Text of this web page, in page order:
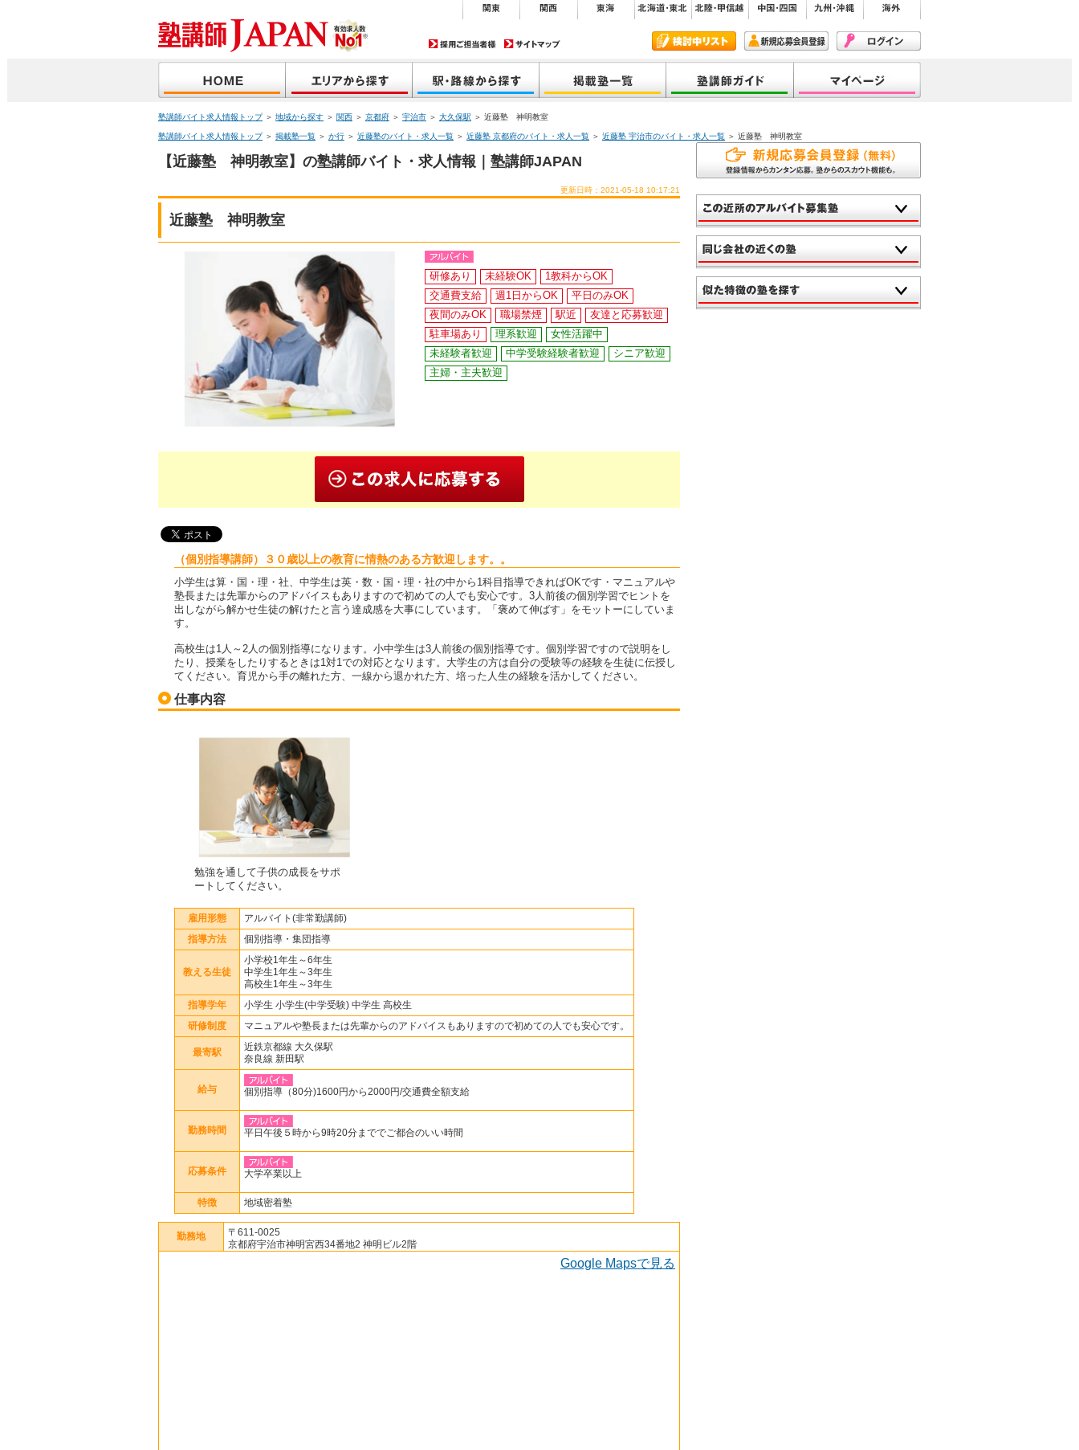
塾講師バイト求人情報トップ＞ 地域から探す ＞ 関西 ＞ 京都府 ＞ 宇治市 ＞ 大久保駅 ＞ 近藤塾 神明教室
塾講師バイト求人情報トップ＞ 掲載塾一覧 ＞ か行 ＞ 近藤塾のバイト・求人一覧 ＞ 近藤塾 京都府のバイト・求人一覧 ＞ 近藤塾 宇治市のバイト・求人一覧 ＞ 近藤塾 神明教室
【近藤塾 神明教室】の塾講師バイト・求人情報｜塾講師JAPAN
更新日時：2021-05-18 10:17:21
近藤塾 神明教室
研修あり 未経験OK
1教科からOK
交通費支給
週1日からOK
平日のみOK
夜間のみOK
職場禁煙 駅近
友達と応募歓迎
駐車場あり
理系歓迎
女性活躍中
未経験者歓迎
中学受験経験者歓迎
シニア歓迎
主婦・主夫歓迎
（個別指導講師）３０歳以上の教育に情熱のある方歓迎します。。
小学生は算・国・理・社、中学生は英・数・国・理・社の中から1科目指導できればOKです・マニュアルや
塾長または先輩からのアドバイスもありますので初めての人でも安心です。3人前後の個別学習でヒントを
出しながら解かせ生徒の解けたと言う達成感を大事にしています。「褒めて伸ばす」をモットーにしていま
す。
高校生は1人～2人の個別指導になります。小中学生は3人前後の個別指導です。個別学習ですので説明をし
たり、授業をしたりするときは1対1での対応となります。大学生の方は自分の受験等の経験を生徒に伝授し
てください。育児から手の離れた方、一線から退かれた方、培った人生の経験を活かしてください。
仕事内容
勉強を通して子供の成長をサポ
ートしてください。
雇用形態 アルバイト(非常勤講師)
指導方法 個別指導・集団指導
教える生徒
小学校1年生～6年生
中学生1年生～3年生
高校生1年生～3年生
指導学年 小学生 小学生(中学受験) 中学生 高校生
研修制度 マニュアルや塾長または先輩からのアドバイスもありますので初めての人でも安心です。
最寄駅
近鉄京都線 大久保駅
奈良線 新田駅
給与 個別指導（80分)1600円から2000円/交通費全額支給
勤務時間 平日午後５時から9時20分まででご都合のいい時間
応募条件 大学卒業以上
特徴 地域密着塾
勤務地
〒611-0025
京都府宇治市神明宮西34番地2 神明ビル2階
Google Mapsで見る